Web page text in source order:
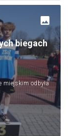
biegach
odbyła